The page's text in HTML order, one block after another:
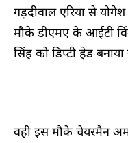
गड़दीवाल एरिया से
मौके डीएमए के आईटी
सिंह को डिप्टी हेड बनाया
वही इस मौके चेयरमैन